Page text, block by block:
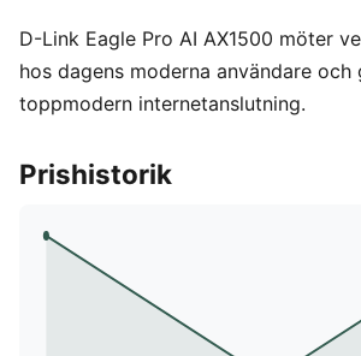
D-Link Eagle Pro AI AX1500 möter
hos dagens moderna användare och
toppmodern internetanslutning.
Prishistorik